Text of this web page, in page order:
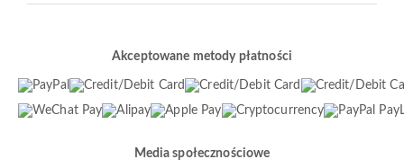
Akceptowane metody płatności
Media społecznościowe